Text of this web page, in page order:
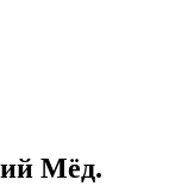
Мёд.